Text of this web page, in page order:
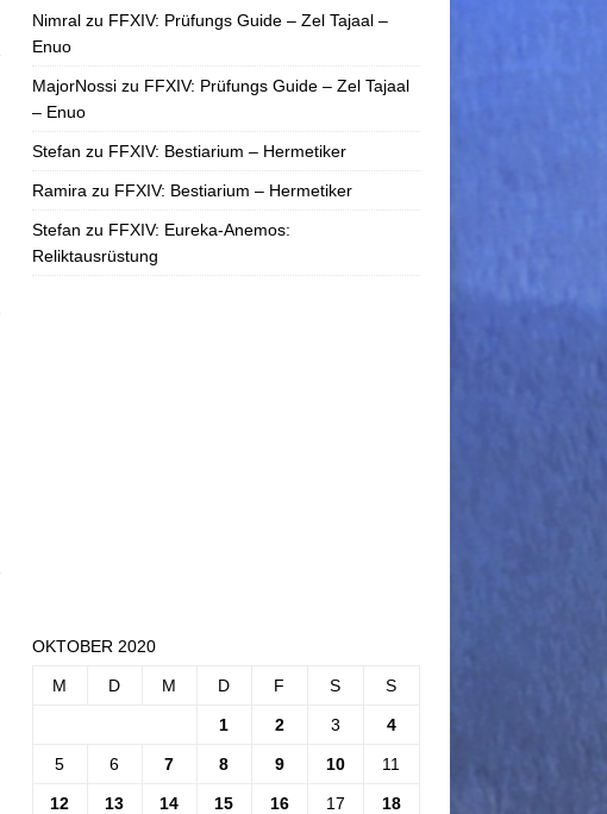
Nimralzu FFXIV: Prüfungs Guide – Zel Tajaal –
Enuo
MajorNossizu FFXIV: Prüfungs Guide – Zel Tajaal
– Enuo
Stefan zu FFXIV: Bestiarium – Hermetiker
Ramira zu FFXIV: Bestiarium – Hermetiker
Stefan zu FFXIV: Eureka-Anemos:
Reliktausrüstung
OKTOBER 2020
M D M D F S S
1 2 3 4
5 6 7 8 9 10 11
12 13 14 15 16 17 18